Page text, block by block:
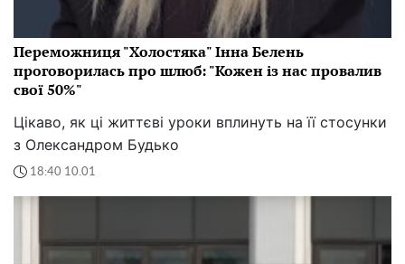
Переможниця "Холостяка" Інна Белень
проговорилась про шлюб: "Кожен із нас провалив
свої 50%"
Цікаво, як ці життєві уроки вплинуть на її стосунки
з Олександром Будько
18:40 10.01